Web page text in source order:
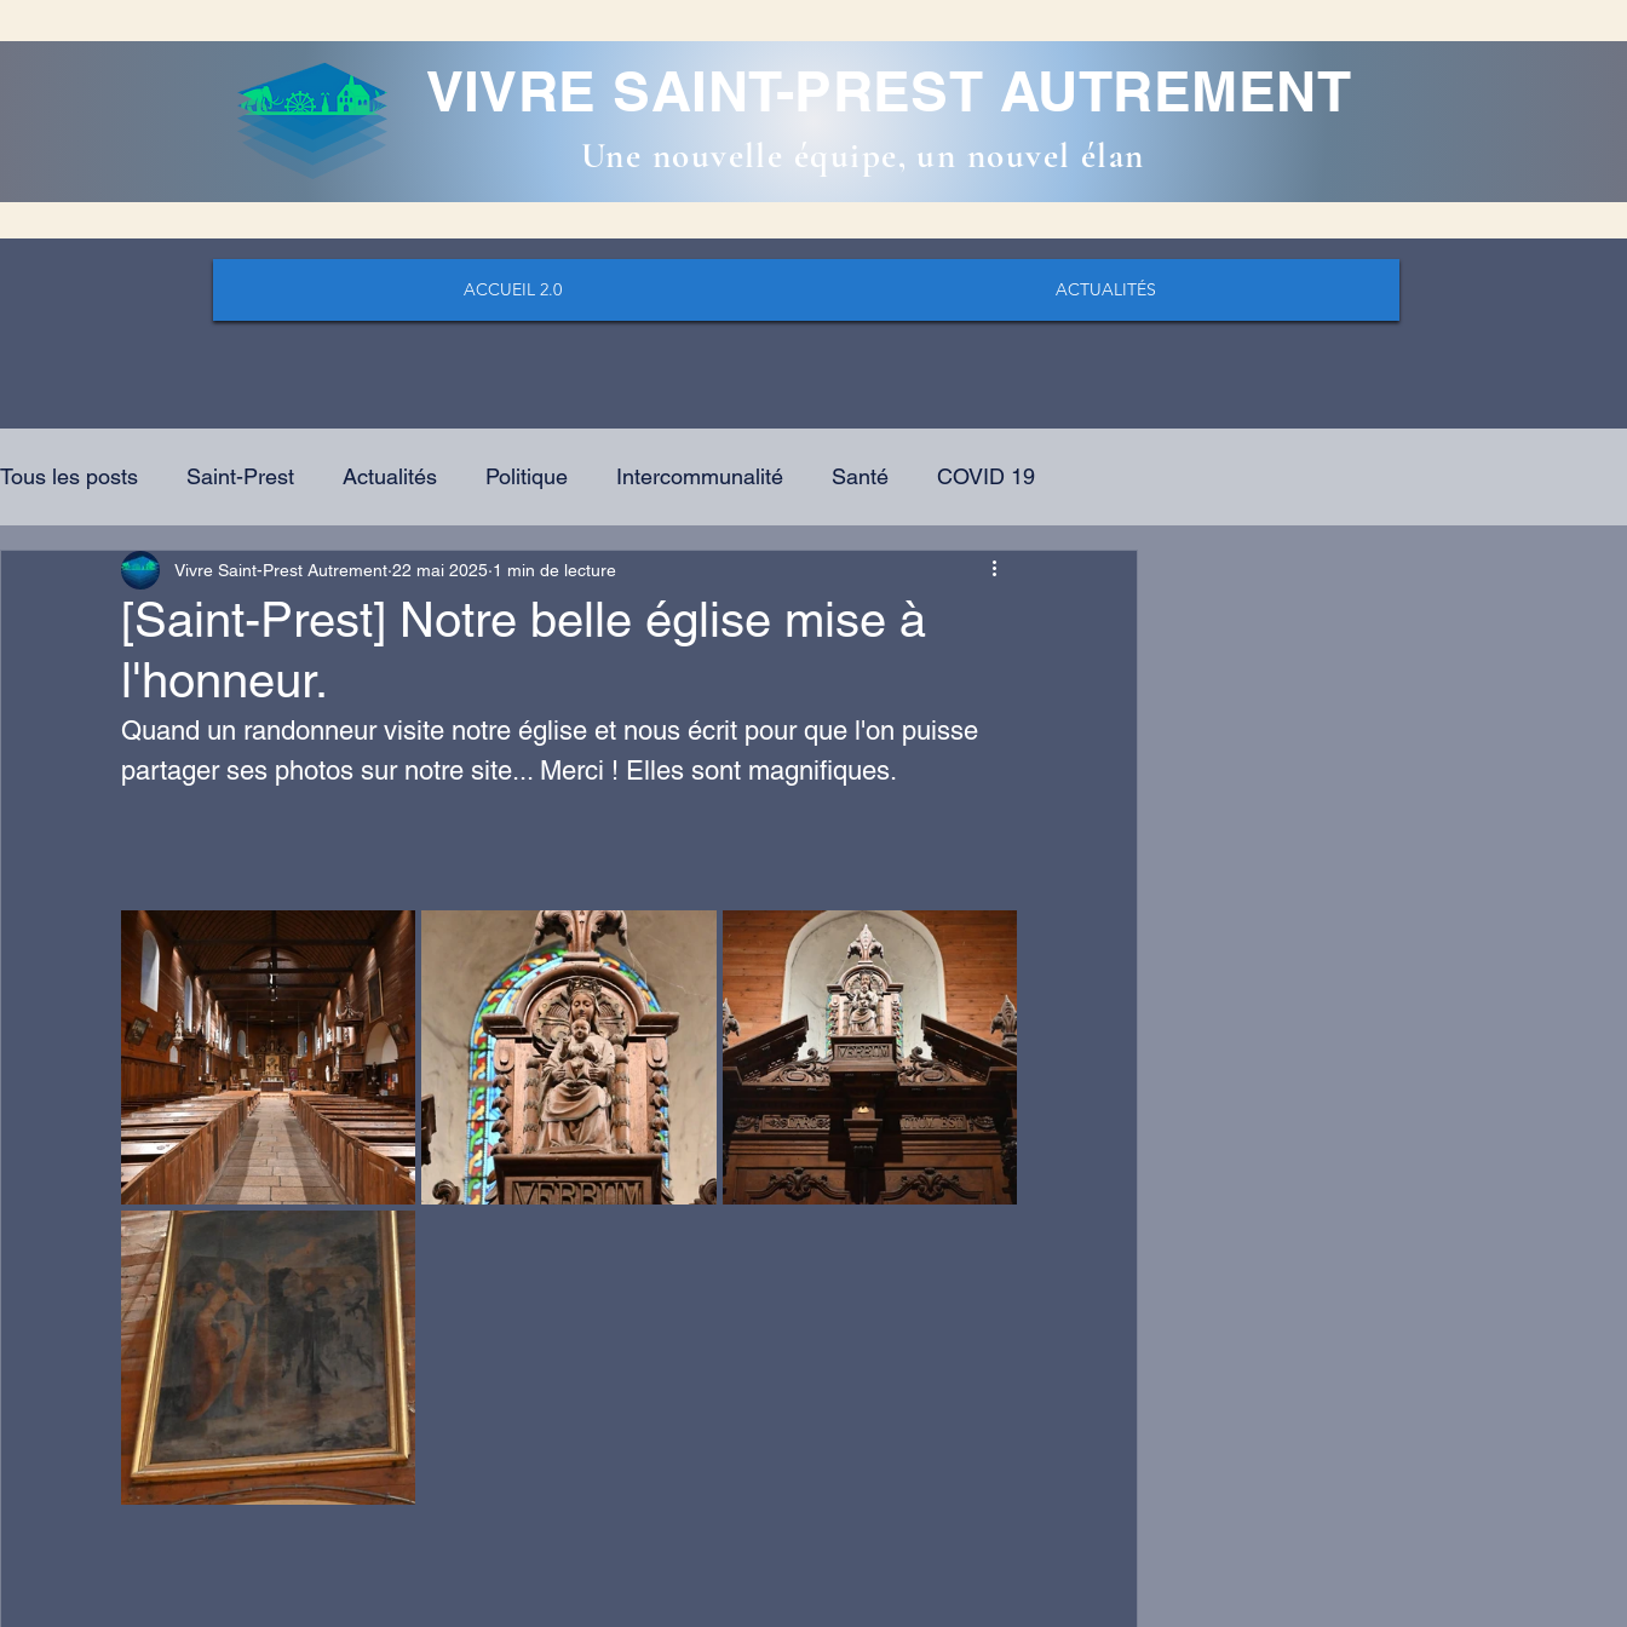
VIVRE SAINT-PREST AUTREMENT
Une nouvelle équipe, un nouvel élan
Tous les posts Saint-Prest Actualités Politique Intercommunalité Santé COVID 19
Locales Loisir commemoration Vie scolaire Commerces
AGRICULTEUR
[Saint-Prest] Notre belle église mise à
l'honneur.
Vivre Saint-Prest Autrement 22 mai 2025 1 min de lecture
Quand un randonneur visite notre église et nous écrit pour que l'on puisse
partager ses photos sur notre site... Merci ! Elles sont magnifiques.
ACCUEIL 2.0 ACTUALITÉS